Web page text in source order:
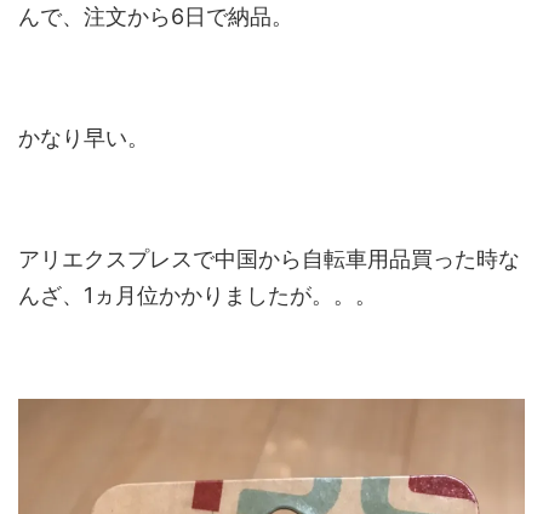
んで、注文から6日で納品。
かなり早い。
アリエクスプレスで中国から自転車用品買った時な
んざ、1ヵ月位かかりましたが。。。